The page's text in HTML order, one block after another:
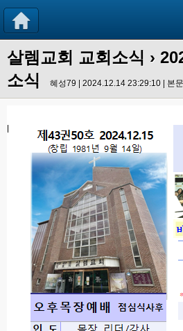
살렘교회 교회소식 ›
소식
혜성79 | 2024.12.14 23:29:10 | 본